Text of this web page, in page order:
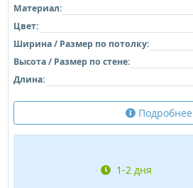
Материал:
Цвет:
Ширина / Размер по потолку:
Высота / Размер по стене:
Длина:
Подробнее
1-2 дня